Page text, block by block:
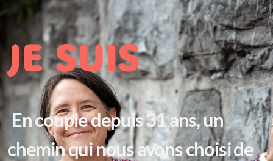
JE SUIS
En couple depuis 31 ans, un
chemin qui nous avons choisi de